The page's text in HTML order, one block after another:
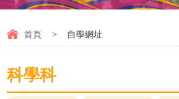
首頁 > 自學網址
科學科